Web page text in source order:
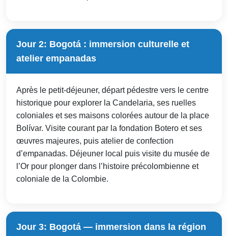
Jour 2: Bogotá : immersion culturelle et
atelier empanadas
Après le petit-déjeuner, départ pédestre vers le centre
historique pour explorer la Candelaria, ses ruelles
coloniales et ses maisons colorées autour de la place
Bolívar. Visite courant par la fondation Botero et ses
œuvres majeures, puis atelier de confection
d’empanadas. Déjeuner local puis visite du musée de
l’Or pour plonger dans l’histoire précolombienne et
coloniale de la Colombie.
Jour 3: Bogotá — immersion dans la région